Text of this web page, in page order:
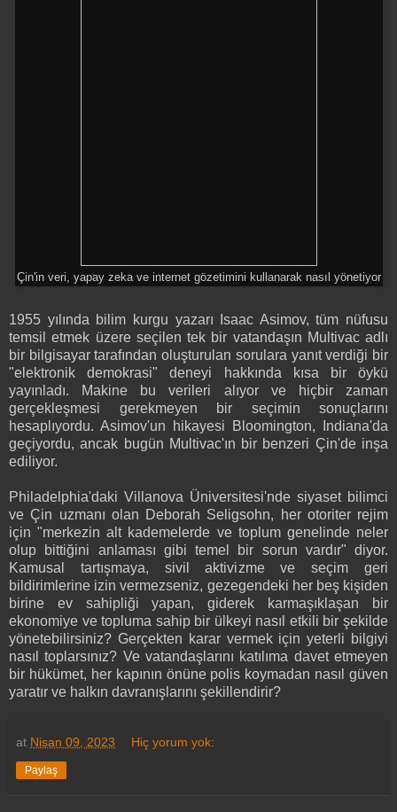
Çin'in veri, yapay zeka ve internet gözetimini kullanarak nasıl yönetiyor
1955 yılında bilim kurgu yazarı Isaac Asimov, tüm nüfusu
temsil etmek üzere seçilen tek bir vatandaşın Multivac adlı
bir bilgisayar tarafından oluşturulan sorulara yanıt verdiği bir
"elektronik demokrasi" deneyi hakkında kısa bir öykü
yayınladı. Makine bu verileri alıyor ve hiçbir zaman
gerçekleşmesi gerekmeyen bir seçimin sonuçlarını
hesaplıyordu. Asimov'un hikayesi Bloomington, Indiana'da
geçiyordu, ancak bugün Multivac'ın bir benzeri Çin'de inşa
ediliyor.
Philadelphia'daki Villanova Üniversitesi'nde siyaset bilimci
ve Çin uzmanı olan Deborah Seligsohn, her otoriter rejim
için "merkezin alt kademelerde ve toplum genelinde neler
olup bittiğini anlaması gibi temel bir sorun vardır" diyor.
Kamusal tartışmaya, sivil aktivizme ve seçim geri
bildirimlerine izin vermezseniz, gezegendeki her beş kişiden
birine ev sahipliği yapan, giderek karmaşıklaşan bir
ekonomiye ve topluma sahip bir ülkeyi nasıl etkili bir şekilde
yönetebilirsiniz? Gerçekten karar vermek için yeterli bilgiyi
nasıl toplarsınız? Ve vatandaşlarını katılıma davet etmeyen
bir hükümet, her kapının önüne polis koymadan nasıl güven
yaratır ve halkın davranışlarını şekillendirir?
at Nisan 09, 2023 Hiç yorum yok:
Paylaş